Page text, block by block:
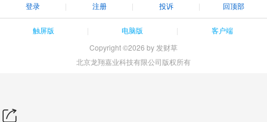
登录 注册 投诉 回顶部
触屏版 电脑版
客户端
Copyright ©2026 by 发财草
北京龙翔嘉业科技有限公司版权所有